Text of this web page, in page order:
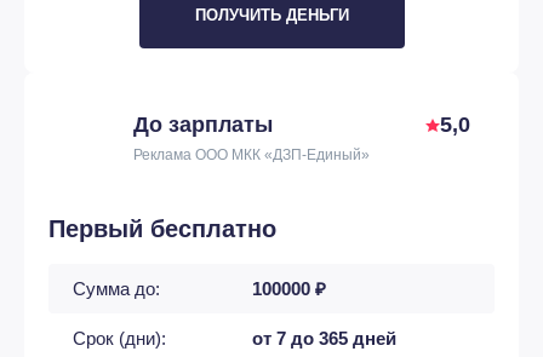
ПОЛУЧИТЬ ДЕНЬГИ
До зарплаты 5,0
Реклама ООО МКК «ДЗП-Единый»
Первый бесплатно
Сумма до: 100000 ₽
Срок (дни): от 7 до 365 дней